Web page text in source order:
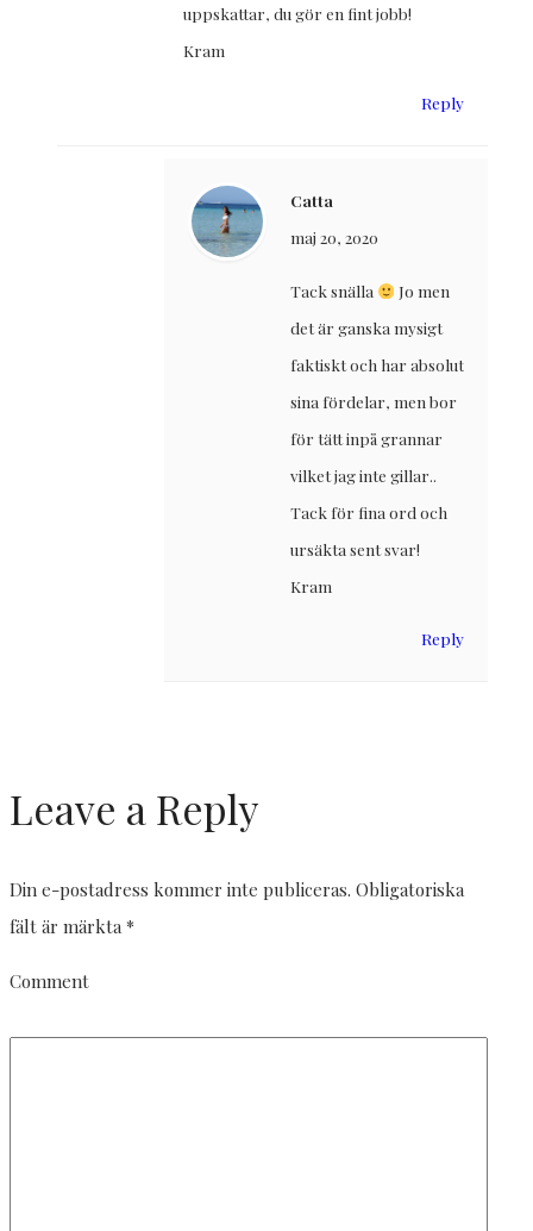
uppskattar, du gör en fint jobb!
Kram
Reply
Catta
maj 20, 2020
Tack snälla
Jo men
det är ganska mysigt
faktiskt och har absolut
sina fördelar, men bor
för tätt inpå grannar
vilket jag inte gillar..
Tack för fina ord och
ursäkta sent svar!
Kram
Reply
Leave a Reply
Din e-postadress kommer inte publiceras. Obligatoriska
fält är märkta*
Comment